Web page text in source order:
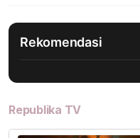
Rekomendasi
Republika TV